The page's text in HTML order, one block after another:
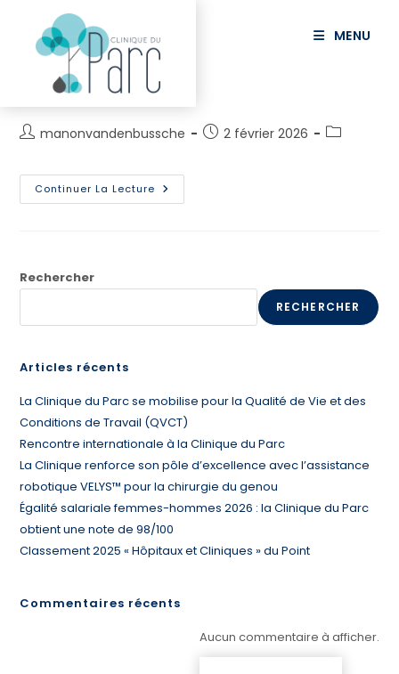
principal
MENU
SVAB Axenia
manonvandenbussche 2 février 2026
Continuer La Lecture
Rechercher
RECHERCHER
Articles récents
La Clinique du Parc se mobilise pour la Qualité de Vie et des
Conditions de Travail (QVCT)
Rencontre internationale à la Clinique du Parc
La Clinique renforce son pôle d’excellence avec l’assistance
robotique VELYS™ pour la chirurgie du genou
Égalité salariale femmes-hommes 2026 : la Clinique du Parc
obtient une note de 98/100
Classement 2025 « Hôpitaux et Cliniques » du Point
Commentaires récents
Aucun commentaire à afficher.